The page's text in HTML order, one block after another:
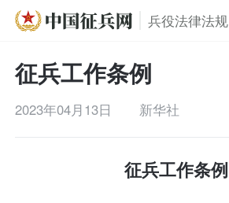
兵役法律法规
征兵工作条例
2023年04月13日 新华社
征兵工作条例